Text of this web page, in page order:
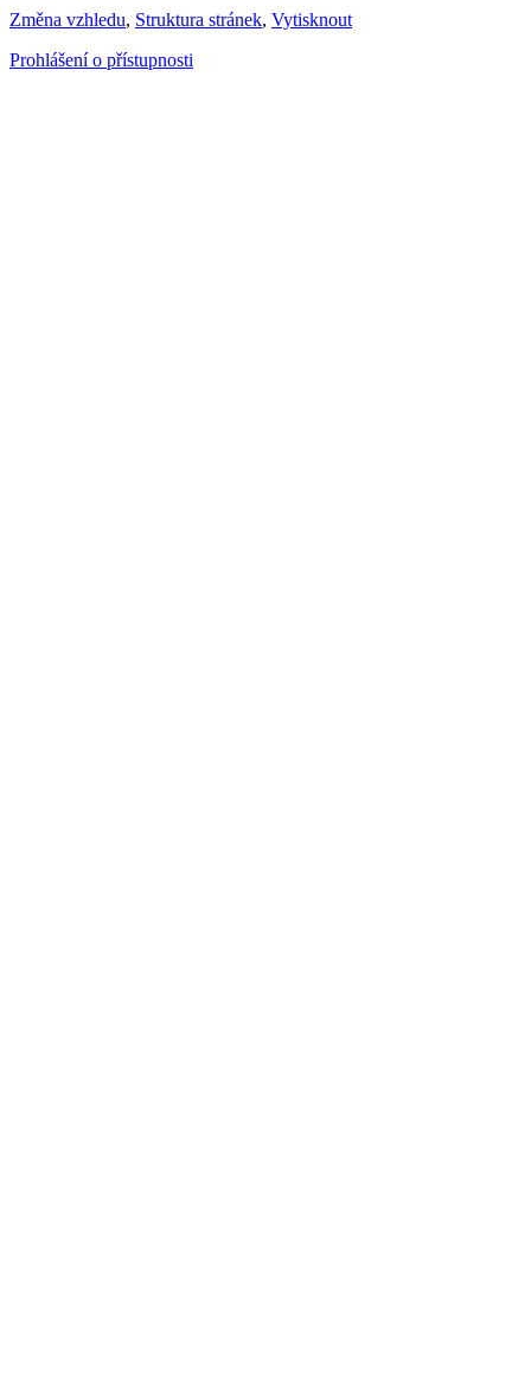
Změna vzhledu, Struktura stránek, Vytisknout
Prohlášení o přístupnosti